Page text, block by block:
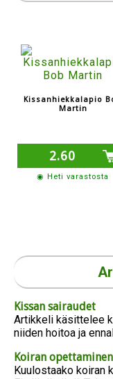
Kissanhiekkalapio
Martin
2.60
◉ Heti varastosta
Kissan sairaudet
Artikkeli käsittelee
niiden hoitoa ja
Koiran
Kuulostaako koiran